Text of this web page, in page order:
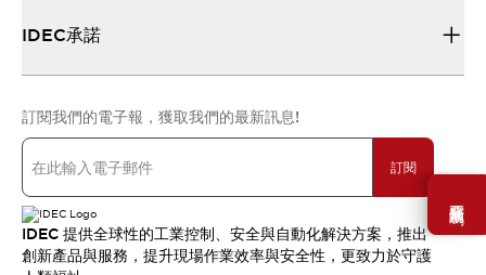
需要幫助嗎？
IDEC承諾
訂閱我們的電子報，獲取我們的最新訊息!
訂閱
IDEC 提供全球性的工業控制、安全與自動化解決方案，推出
創新產品與服務，提升現場作業效率與安全性，更致力於守護